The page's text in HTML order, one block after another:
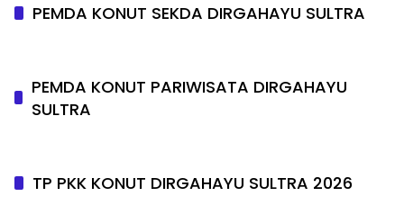
PEMDA KONUT SEKDA DIRGAHAYU SULTRA
PEMDA KONUT PARIWISATA DIRGAHAYU
SULTRA
TP PKK KONUT DIRGAHAYU SULTRA 2026